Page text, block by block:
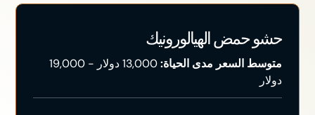
حشو حمض الهيالورونيك
متوسط السعر مدى الحياة:
13,000 دولار - 19,000
دولار